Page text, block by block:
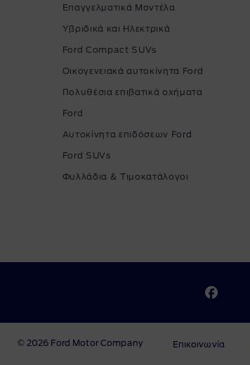
Επαγγελματικά Μοντέλα
Υβριδικά και Ηλεκτρικά
Ford Compact SUVs
Οικογενειακά αυτοκίνητα Ford
Πολυθέσια επιβατικά οχήματα
Ford
Αυτοκίνητα επιδόσεων Ford
Ford SUVs
Φυλλάδια & Τιμοκατάλογοι
© 2026 Ford Motor Company Επικοινωνία